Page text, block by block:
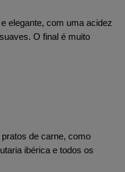
elegante, com uma acidez
O final é muito
de carne, como
ibérica e todos os